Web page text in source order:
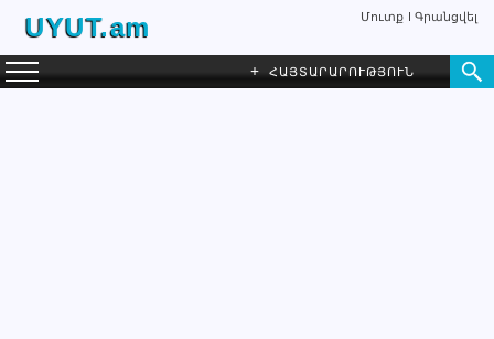
UYUT.am Մուտք Գրանցվել
+ ՀԱՅՏԱՐԱՐՈՒԹՅՈՒՆ